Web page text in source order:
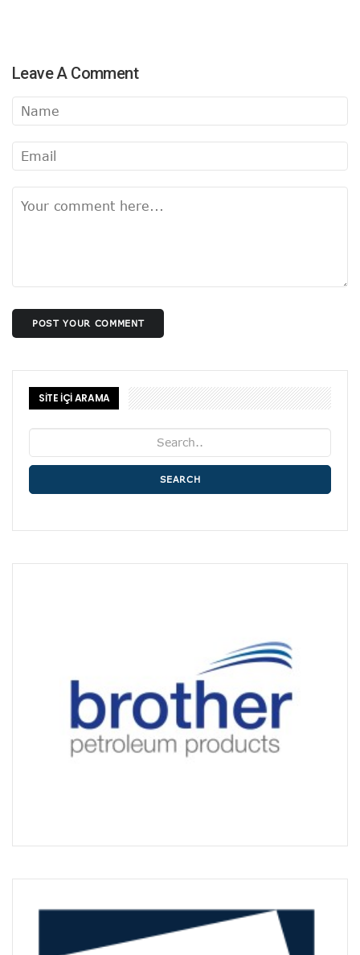
Leave A Comment
POST YOUR COMMENT
SİTE İÇİ ARAMA
SEARCH